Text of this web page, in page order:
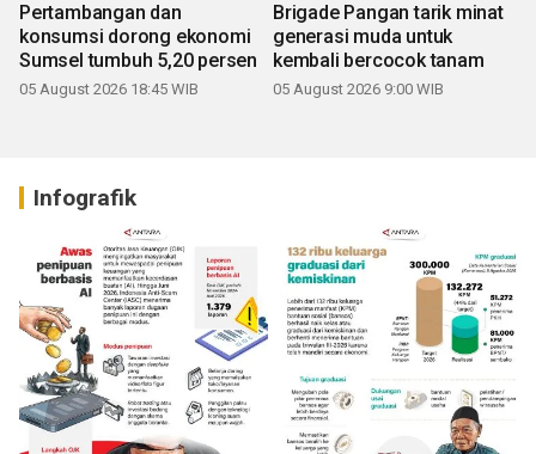
Pertambangan dan
konsumsi dorong ekonomi
Sumsel tumbuh 5,20 persen
05 August 2026 18:45 WIB
Brigade Pangan tarik minat
generasi muda untuk
kembali bercocok tanam
05 August 2026 9:00 WIB
Infografik